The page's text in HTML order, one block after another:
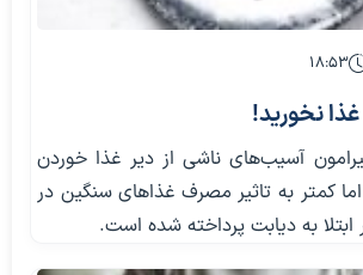
۱۸:۵۳
آسیب‌های ناشی از دیر غذا خوردن
کمتر به تاثیر مصرف غذاهای سنگین در
به دیابت پرداخته شده است.